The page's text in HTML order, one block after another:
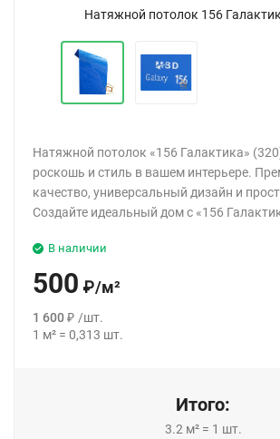
Натяжной потолок 156
Натяжной потолок «156 Галактика»
роскошь и стиль в вашем интерьере.
качество, универсальный дизайн и
Создайте идеальный дом с «156
В наличии
500 ₽/м²
1 600₽ /шт.
1 м² = 0,313 шт.
Итого:
3.2 м²= 1 шт.